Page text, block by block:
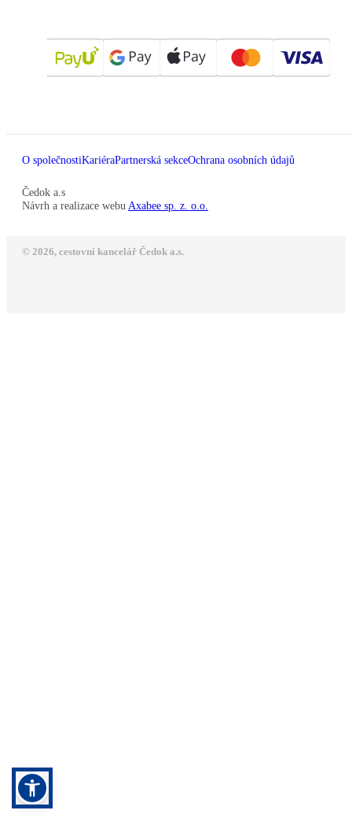
O společnostiKariéraPartnerská sekceOchrana osobních údajů
Čedok a.s
Návrh a realizace webu Axabee sp. z. o.o.
© 2026, cestovní kancelář Čedok a.s.